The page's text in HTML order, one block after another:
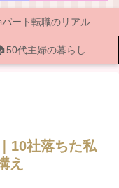
パート転職のリアル
代主婦の暮らし
10社落ちた私
え